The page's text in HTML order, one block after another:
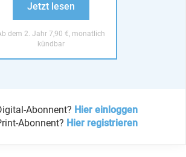
Jetzt lesen
dem 2. Jahr 7,90 €, monatlich
kündbar
Abonnent? Hier einloggen
Abonnent? Hier registrieren